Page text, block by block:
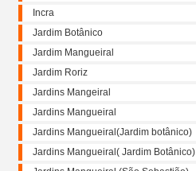
Incra
Jardim Botânico
Jardim Mangueiral
Jardim Roriz
Jardins Mangeiral
Jardins Mangueiral
Jardins Mangueiral(Jardim botânico)
Jardins Mangueiral( Jardim Botânico)